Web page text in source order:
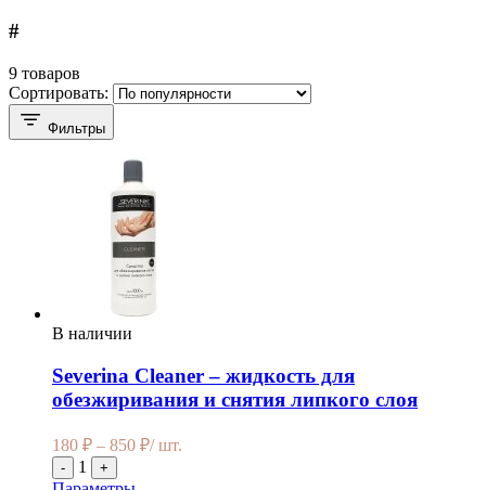
#
9 товаров
Сортировать:
Фильтры
В наличии
Severina Cleaner – жидкость для
обезжиривания и снятия липкого слоя
180 ₽ – 850 ₽/ шт.
- 1 +